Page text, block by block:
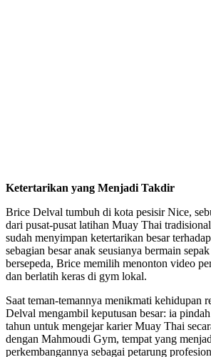
Ketertarikan yang Menjadi Takdir
Brice Delval tumbuh di kota pesisir Nice,
dari pusat-pusat latihan Muay Thai
sudah menyimpan ketertarikan besar
sebagian besar anak seusianya bermain
bersepeda, Brice memilih menonton video
dan berlatih keras di gym lokal.
Saat teman-temannya menikmati kehidupan
Delval mengambil keputusan besar: ia
tahun untuk mengejar karier Muay Thai
dengan Mahmoudi Gym, tempat yang
perkembangannya sebagai petarung